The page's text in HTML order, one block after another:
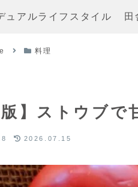
ュアルライフスタイル 田
料理
版】ストウブ
2026.07.15